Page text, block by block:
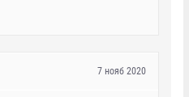
7 нояб 2020